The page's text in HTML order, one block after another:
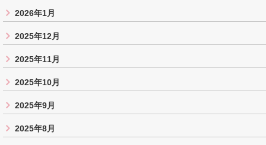
2026年1月
2025年12月
2025年11月
2025年10月
2025年9月
2025年8月